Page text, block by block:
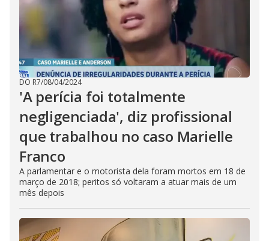
DO R7/08/04/2024
'A perícia foi totalmente
negligenciada', diz profissional
que trabalhou no caso Marielle
Franco
A parlamentar e o motorista dela foram mortos em 18 de
março de 2018; peritos só voltaram a atuar mais de um
mês depois